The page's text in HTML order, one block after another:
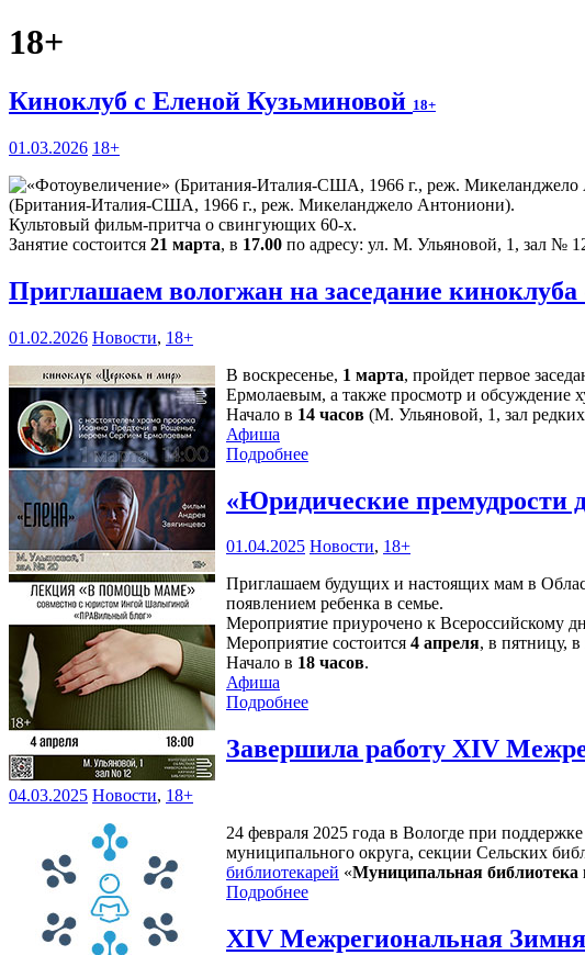
18+
Киноклуб с Еленой Кузьминовой 18+
01.03.2026 18+
(Британия-Италия-США, 1966 г., реж. Микеланджело Антониони).
Культовый фильм-притча о свингующих 60-х.
Занятие состоится 21 марта, в 17.00 по адресу: ул. М. Ульяновой, 1, зал №
Приглашаем вологжан на заседание
01.02.2026 Новости, 18+
В воскресенье, 1 марта, пройдет первое
Ермолаевым, а также просмотр и обсуждение
Начало в 14 часов (М. Ульяновой, 1, зал
Афиша
Подробнее
«Юридические премудрости
01.04.2025 Новости, 18+
Приглашаем будущих и настоящих мам в
появлением ребенка в семье.
Мероприятие приурочено к Всероссийскому
Мероприятие состоится 4 апреля, в пятницу,
Начало в 18 часов.
Афиша
Подробнее
Завершила работу XIV
04.03.2025 Новости, 18+
24 февраля 2025 года в Вологде при
муниципального округа, секции Сельских
библиотекарей «Муниципальная библиотека
Подробнее
XIV Межрегиональная